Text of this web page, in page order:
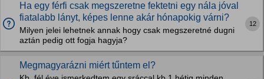
Ha egy férfi csak megszeretne fektetni egy nála jóval
fiatalabb lányt, képes lenne akár hónapokig várni?
Milyen jelei lehetnek annak hogy csak megszeretné dugni
aztán pedig ott fogja hagyja?
12
Megmagyarázni miért tűntem el?